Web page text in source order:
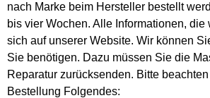
nach Marke beim Hersteller bestellt
bis vier Wochen. Alle Informationen, die
sich auf unserer Website. Wir können
Sie benötigen. Dazu müssen Sie die
Reparatur zurücksenden. Bitte
Bestellung Folgendes: